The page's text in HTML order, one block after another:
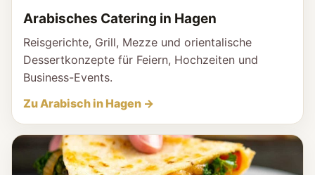
Arabisches Catering in Hagen
Reisgerichte, Grill, Mezze und orientalische
Dessertkonzepte für Feiern, Hochzeiten und
Business-Events.
Zu Arabisch in Hagen →